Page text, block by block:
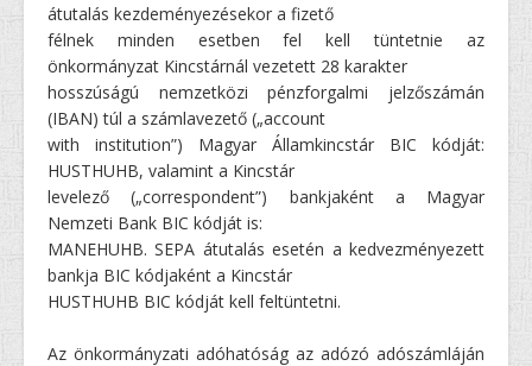
átutalás kezdeményezésekor a fizető
félnek minden esetben fel kell tüntetnie az
önkormányzat Kincstárnál vezetett 28 karakter
hosszúságú nemzetközi pénzforgalmi jelzőszámán
(IBAN) túl a számlavezető („account
with institution”) Magyar Államkincstár BIC kódját:
HUSTHUHB, valamint a Kincstár
levelező („correspondent”) bankjaként a Magyar
Nemzeti Bank BIC kódját is:
MANEHUHB. SEPA átutalás esetén a kedvezményezett
bankja BIC kódjaként a Kincstár
HUSTHUHB BIC kódját kell feltüntetni.
Az önkormányzati adóhatóság az adózó adószámláján